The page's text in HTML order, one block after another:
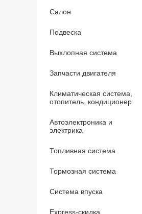
Салон
Подвеска
Выхлопная система
Запчасти двигателя
Климатическая система,
отопитель, кондиционер
Автоэлектроника и
электрика
Топливная система
Тормозная система
Система впуска
Express-скидка